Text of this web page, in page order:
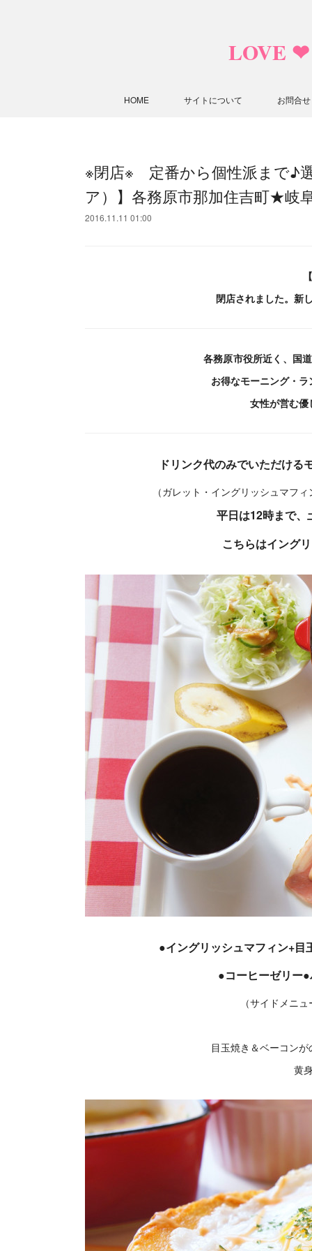
LOVE
HOME サイトについて お問合
※閉店※ 定番から個性派まで♪
ア）】各務原市那加住吉町★岐
2016.11.11 01:00
閉店されました。新
各務原市役所近く、国
お得なモーニング・
女性が営む
ドリンク代のみでいただける
（ガレット・イングリッシュマフ
平日は12時まで、
こちらはイング
●イングリッシュマフィン+
●コーヒーゼリ
（サイドメニ
目玉焼き＆ベーコン
黄